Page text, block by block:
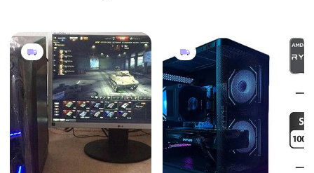
500gb/nvidia geforce gtx
750 ti